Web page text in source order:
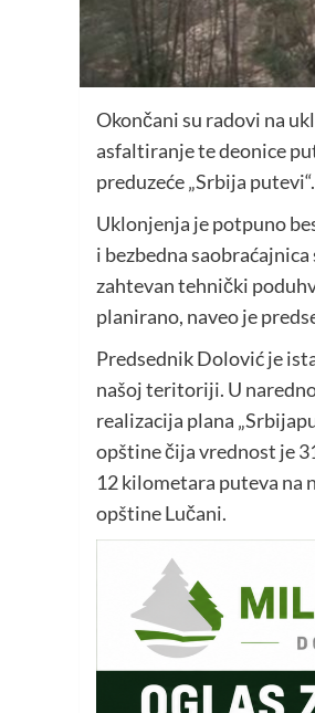
Okončani su radovi na
asfaltiranje te deonice
preduzeće „Srbija putevi“.
Uklonjenja je potpuno
i bezbedna
zahtevan tehnički
planirano, naveo je
Predsednik Dolović je
našoj teritoriji. U
realizacija plana
opštine čija vrednost je
12 kilometara puteva na
opštine Lučani.